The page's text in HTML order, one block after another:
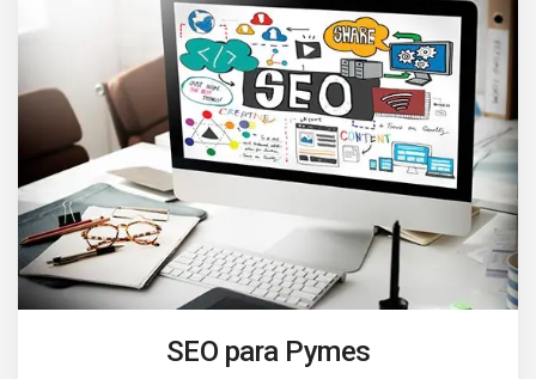
SEO para Pymes